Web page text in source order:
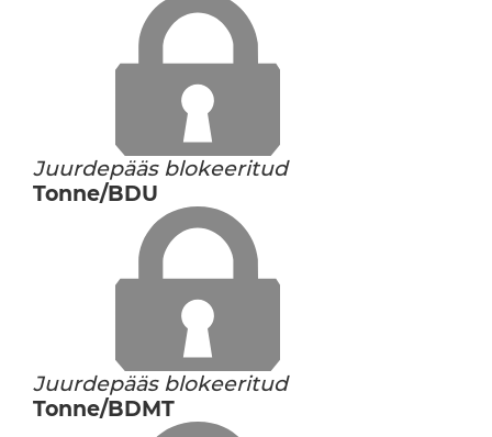
Juurdepääs blokeeritud
Tonne/BDU
Juurdepääs blokeeritud
Tonne/BDMT